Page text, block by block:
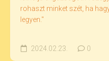
rohaszt minket szét, ha
legyen."
2024.02.23. 0